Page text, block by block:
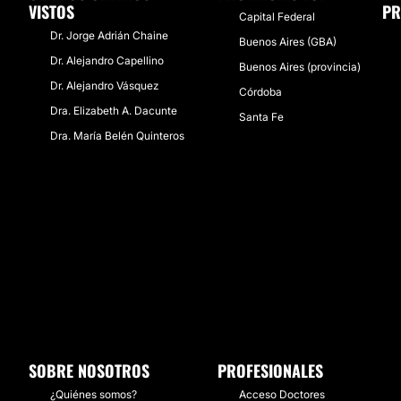
VISTOS
Dr. Jorge Adrián Chaine
Dr. Alejandro Capellino
Dr. Alejandro Vásquez
Dra. Elizabeth A. Dacunte
Dra. María Belén Quinteros
Capital Federal
Buenos Aires (GBA)
Buenos Aires (provincia)
Córdoba
Santa Fe
SOBRE NOSOTROS
¿Quiénes somos?
PROFESIONALES
Acceso Doctores